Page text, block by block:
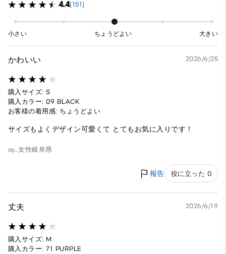
4.4(151)
小さい ちょうどよい 大きい
かわいい 2026/6/25
購入サイズ: S
購入カラー: 09 BLACK
お客様の着用感: ちょうどよい
サイズもよくデザイン可愛くて とてもお気に入りです！
ay...女性岐阜県
報告 役に立った 0
丈夫 2026/6/19
購入サイズ: M
購入カラー: 71 PURPLE